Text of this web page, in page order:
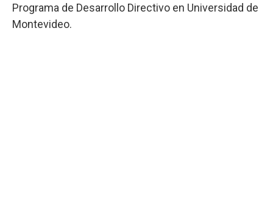
Programa de Desarrollo Directivo en Universidad de
Montevideo.